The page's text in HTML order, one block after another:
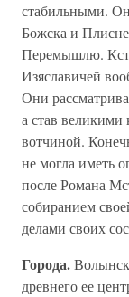
стабильными.
Божска и
Перемышлю.
Изяславичей
Они
а став великими
вотчиной.
не могла иметь
после Романа
собиранием
делами своих
Города.
древнего ее